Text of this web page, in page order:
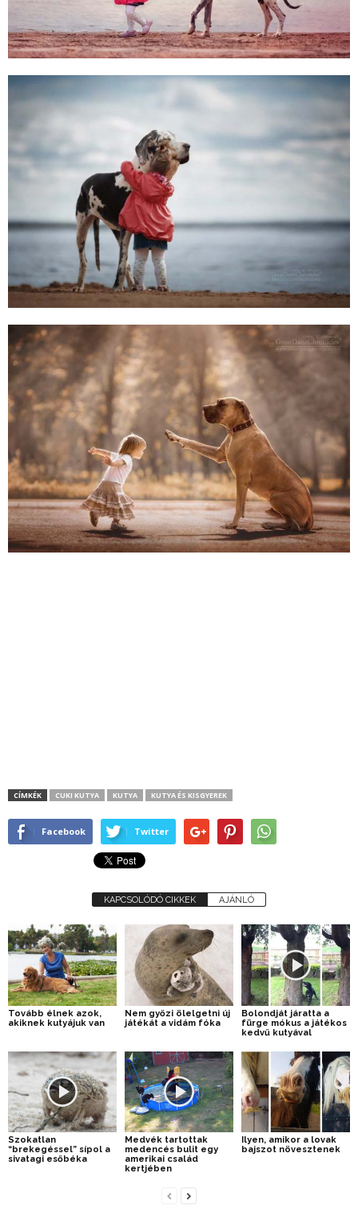
CÍMKÉK CUKI KUTYA KUTYA KUTYA ÉS KISGYEREK
Facebook Twitter
KAPCSOLÓDÓ CIKKEK AJÁNLÓ
Tovább élnek azok,
akiknek kutyájuk van
Nem győzi ölelgetni új
játékát a vidám fóka
Bolondját járatta a
fürge mókus a játékos
kedvű kutyával
Szokatlan
“brekegéssel” sípol a
sivatagi esőbéka
Medvék tartottak
medencés bulit egy
amerikai család
kertjében
Ilyen, amikor a lovak
bajszot növesztenek